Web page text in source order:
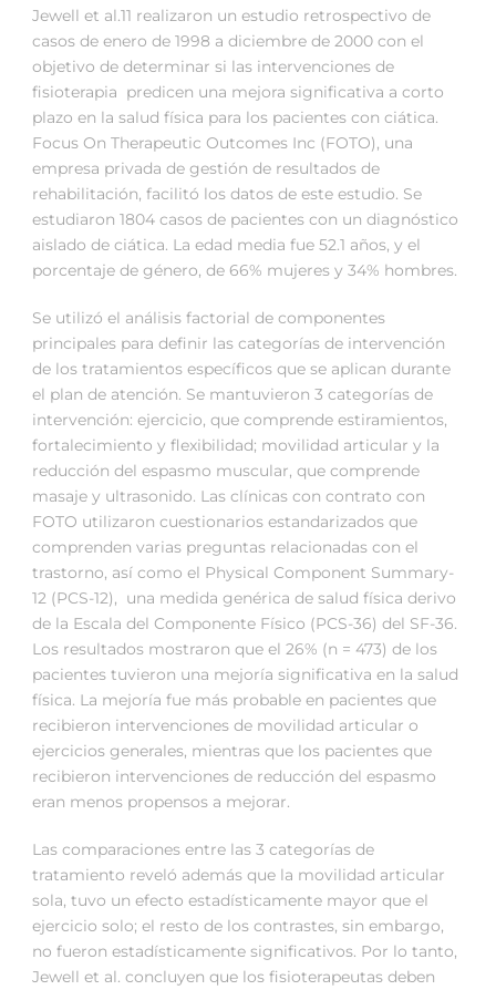
Jewell et al.11 realizaron un estudio retrospectivo de
casos de enero de 1998 a diciembre de 2000 con el
objetivo de determinar si las intervenciones de
fisioterapia predicen una mejora significativa a corto
plazo en la salud física para los pacientes con ciática.
Focus On Therapeutic Outcomes Inc (FOTO), una
empresa privada de gestión de resultados de
rehabilitación, facilitó los datos de este estudio. Se
estudiaron 1804 casos de pacientes con un diagnóstico
aislado de ciática. La edad media fue 52.1 años, y el
porcentaje de género, de 66% mujeres y 34% hombres.
Se utilizó el análisis factorial de componentes
principales para definir las categorías de intervención
de los tratamientos específicos que se aplican durante
el plan de atención. Se mantuvieron 3 categorías de
intervención: ejercicio, que comprende estiramientos,
fortalecimiento y flexibilidad; movilidad articular y la
reducción del espasmo muscular, que comprende
masaje y ultrasonido. Las clínicas con contrato con
FOTO utilizaron cuestionarios estandarizados que
comprenden varias preguntas relacionadas con el
trastorno, así como el Physical Component Summary-
12 (PCS-12), una medida genérica de salud física derivo
de la Escala del Componente Físico (PCS-36) del SF-36.
Los resultados mostraron que el 26% (n = 473) de los
pacientes tuvieron una mejoría significativa en la salud
física. La mejoría fue más probable en pacientes que
recibieron intervenciones de movilidad articular o
ejercicios generales, mientras que los pacientes que
recibieron intervenciones de reducción del espasmo
eran menos propensos a mejorar.
Las comparaciones entre las 3 categorías de
tratamiento reveló además que la movilidad articular
sola, tuvo un efecto estadísticamente mayor que el
ejercicio solo; el resto de los contrastes, sin embargo,
no fueron estadísticamente significativos. Por lo tanto,
Jewell et al. concluyen que los fisioterapeutas deben